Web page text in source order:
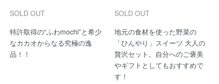
SOLD OUT
特許取得の“ふわmochi”と希少
なカカオからなる究極の逸
品！！
SOLD OUT
地元の食材を使った野菜の
「ひんやり」スイーツ 大人の
贅沢セット。自分へのご褒美
やギフトとしてもおすすめで
す！